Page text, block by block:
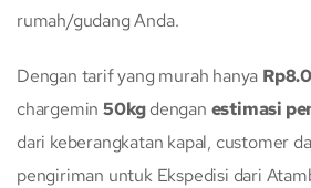
rumah/gudang Anda.
Dengan tarif yang murah hanya
chargemin50kgdengan estimasi
dari keberangkatan kapal, customer
pengiriman untuk Ekspedisi dari